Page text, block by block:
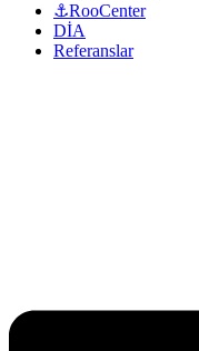
⚓RooCenter
DİA
Referanslar